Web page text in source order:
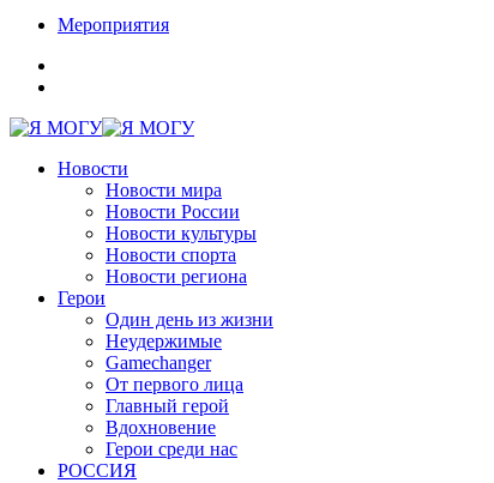
Мероприятия
Новости
Новости мира
Новости России
Новости культуры
Новости спорта
Новости региона
Герои
Один день из жизни
Неудержимые
Gamechanger
От первого лица
Главный герой
Вдохновение
Герои среди нас
РОССИЯ